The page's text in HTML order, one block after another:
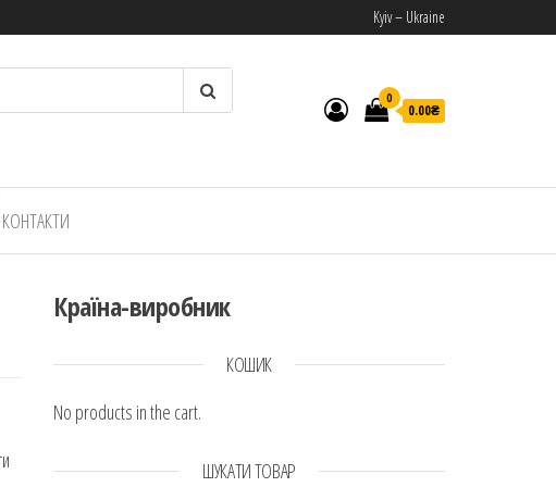
Kyiv – Ukraine
0
0.00₴
КОНТАКТИ
Країна-виробник
КОШИК
No products in the cart.
ШУКАТИ ТОВАР